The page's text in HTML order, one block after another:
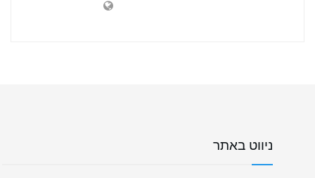
ניווט באתר